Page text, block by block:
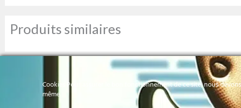
Produits similaires
Cookies Pour assurer le bon fonctionnement de ce site, nous
même.